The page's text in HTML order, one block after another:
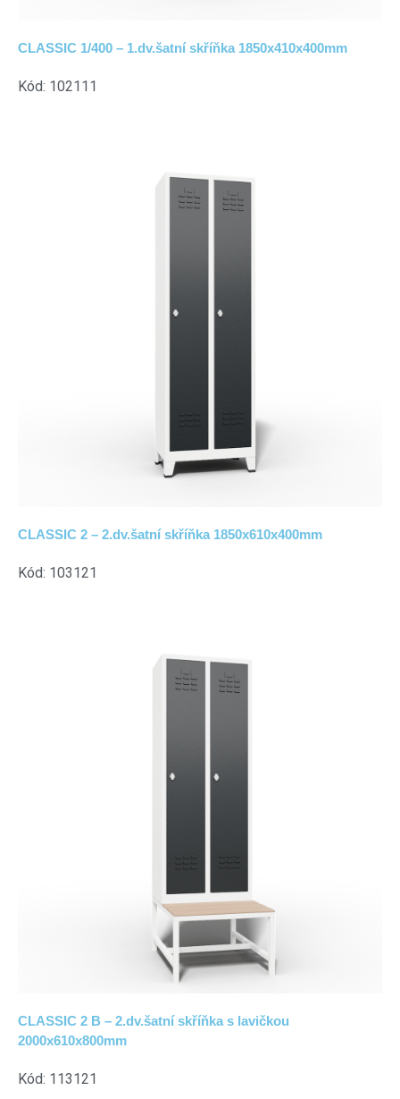
CLASSIC 1/400 – 1.dv.šatní skříňka 1850x410x400mm
Kód: 102111
CLASSIC 2 – 2.dv.šatní skříňka 1850x610x400mm
Kód: 103121
CLASSIC 2 B – 2.dv.šatní skříňka s lavičkou
2000x610x800mm
Kód: 113121